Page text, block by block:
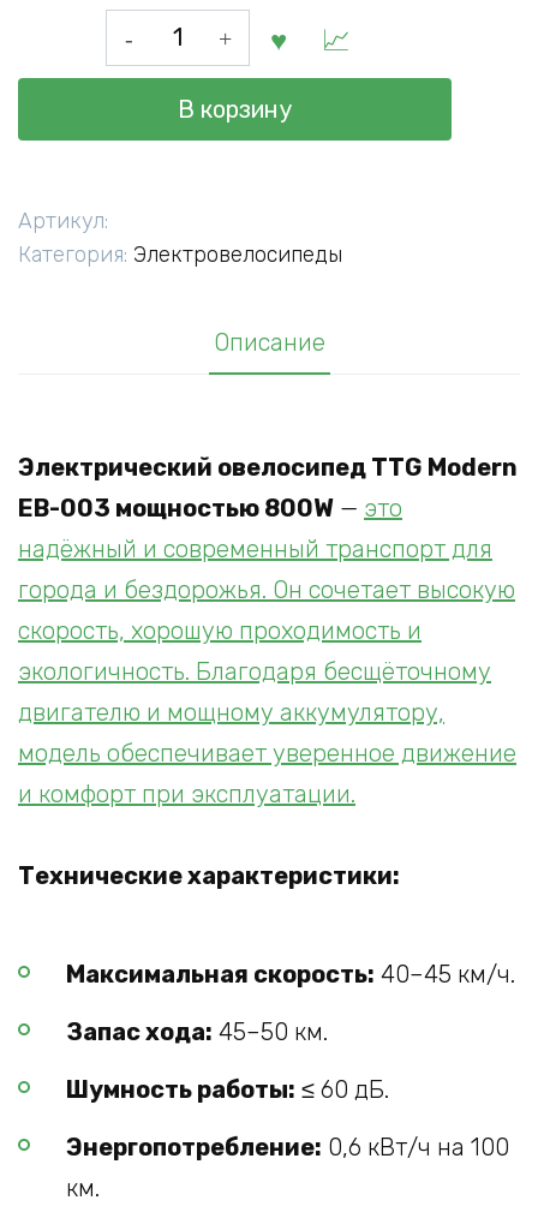
Количество
товара
Электрический
велосипед
EB-
В корзину
Артикул:
Категория: Электровелосипеды
Описание
Электрический овелосипед TTG Modern
EB-003 мощностью 800W — это
надёжный и современный транспорт для
города и бездорожья. Он сочетает высокую
скорость, хорошую проходимость и
экологичность. Благодаря бесщёточному
двигателю и мощному аккумулятору,
модель обеспечивает уверенное движение
и комфорт при эксплуатации.
Технические характеристики:
Максимальная скорость: 40–45 км/ч.
Запас хода: 45–50 км.
Шумность работы: ≤ 60 дБ.
Энергопотребление: 0,6 кВт/ч на 100
км.